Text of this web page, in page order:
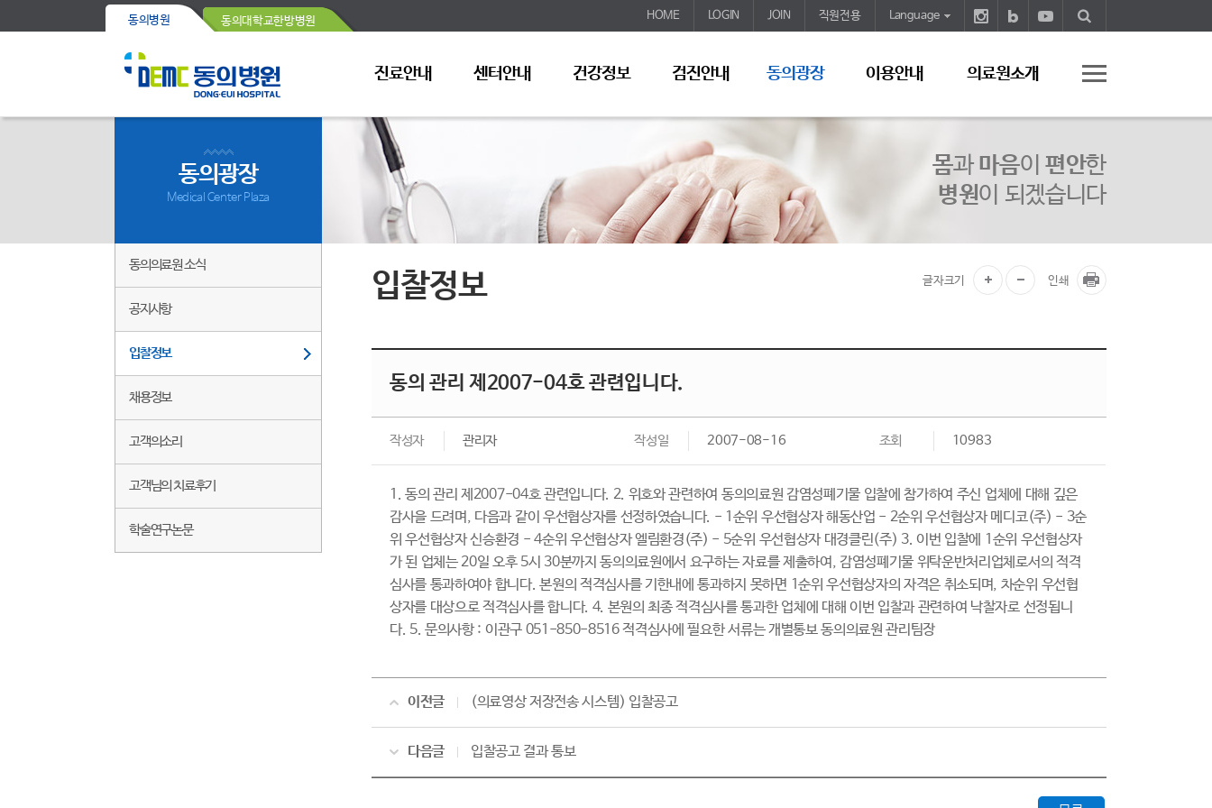
동의병원 동의대학교한방병원 HOME LOGIN JOIN 직원전용 Language
진료안내 센터안내 건강정보 검진안내 동의광장 이용안내 의료원소개
몸과 마음이 편안한
병원이 되겠습니다
동의광장
Medical Center Plaza
동의의료원 소식
공지사항
입찰정보
채용정보
고객의소리
고객님의 치료후기
학술연구논문
입찰정보 글자크기 인쇄
동의 관리 제2007-04호 관련입니다.
작성자 관리자 작성일 2007-08-16 조회 10983
1. 동의 관리 제2007-04호 관련입니다. 2. 위호와 관련하여 동의의료원 감염성폐기물 입찰에 참가하여 주신 업체에 대해 깊은
감사을 드려며, 다음과 같이 우선협상자를 선정하였습니다. - 1순위 우선협상자 해동산업 - 2순위 우선협상자 메디코(주) - 3순
위 우선협상자 신승환경 - 4순위 우선협상자 엘림환경(주) - 5순위 우선협상자 대경클린(주) 3. 이번 입찰에 1순위 우선협상자
가 된 업체는 20일 오후 5시 30분까지 동의의료원에서 요구하는 자료를 제출하여, 감염성폐기물 위탁운반처리업체로서의 적격
심사를 통과하여야 합니다. 본원의 적격심사를 기한내에 통과하지 못하면 1순위 우선협상자의 자격은 취소되며, 차순위 우선협
상자를 대상으로 적격심사를 합니다. 4. 본원의 최종 적격심사를 통과한 업체에 대해 이번 입찰과 관련하여 낙찰자로 선정됩니
다. 5. 문의사항 : 이관구 051-850-8516 적격심사에 필요한 서류는 개별통보 동의의료원 관리팀장
이전글 (의료영상 저장전송 시스템) 입찰공고
다음글 입찰공고 결과 통보